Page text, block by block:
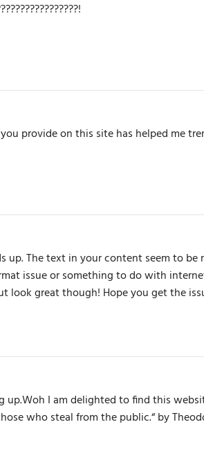
provide on this site has helped me
up. The text in your content seem to be
issue or something to do with
look great though! Hope you get the
I am delighted to find this
who steal from the public.“ by